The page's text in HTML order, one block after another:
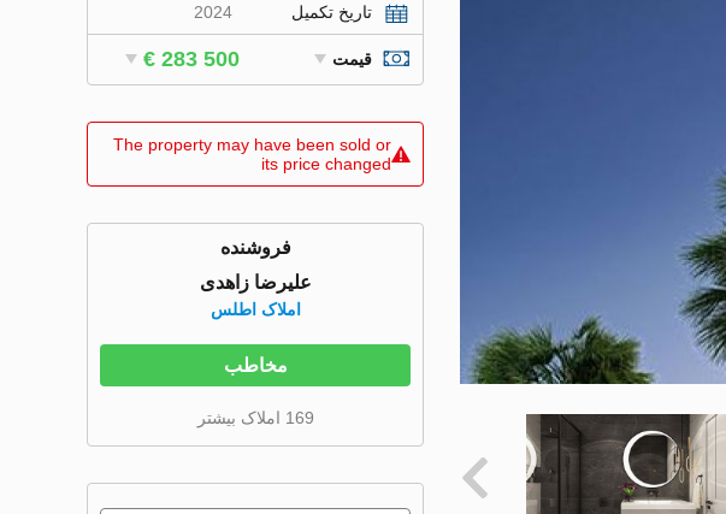
تاریخ تکمیل 2024
قیمت € 283 500
The property may have been sold or
its price changed
فروشنده
علیرضا زاهدی
املاک اطلس
مخاطب
169 املاک بیشتر